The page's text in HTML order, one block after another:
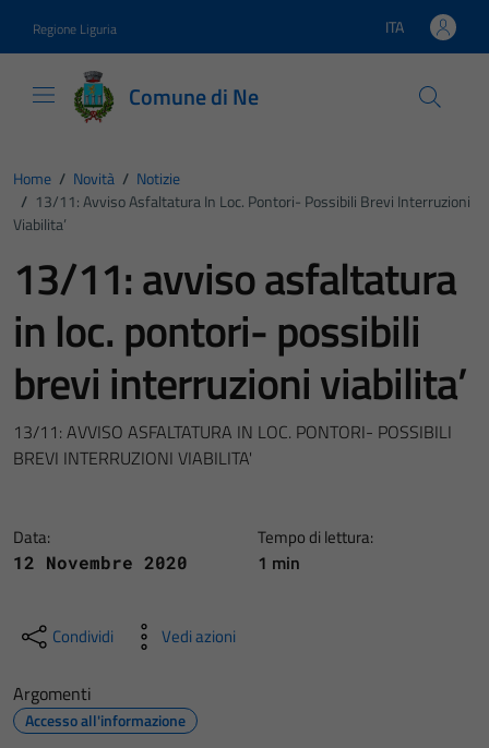
Regione Liguria Lingua attiva:
ITA
Comune di Ne
Home / Novità / Notizie
/ 13/11: Avviso Asfaltatura In Loc. Pontori- Possibili Brevi Interruzioni
Viabilita’
13/11: avviso asfaltatura
in loc. pontori- possibili
brevi interruzioni viabilita’
13/11: AVVISO ASFALTATURA IN LOC. PONTORI- POSSIBILI
BREVI INTERRUZIONI VIABILITA'
Data:
12 Novembre 2020
Tempo di lettura:
1 min
Condividi Vedi azioni
Argomenti
Accesso all'informazione